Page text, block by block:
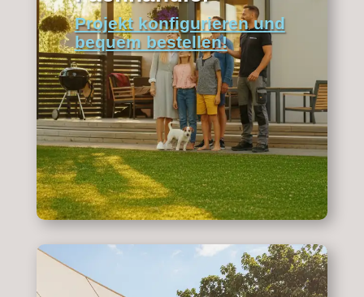
Projekt konfigurieren und
bequem bestellen!